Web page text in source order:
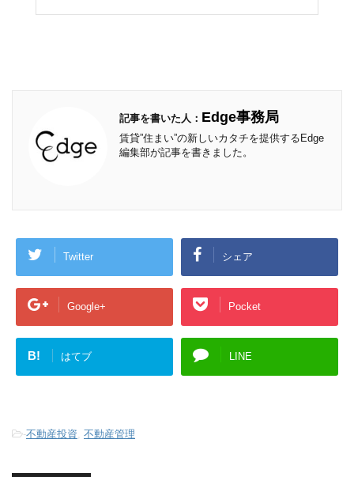
記事を書いた人： Edge事務局
賃貸”住まい”の新しいカタチを提供するEdge
編集部が記事を書きました。
Twitter シェア
Google+ Pocket
B! はてブ LINE
-不動産投資 不動産管理